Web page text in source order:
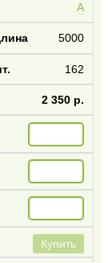
А
5000
162
2 350 р.
Купить